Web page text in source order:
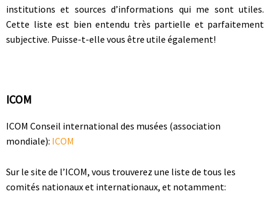
institutions et sources d’informations qui me sont utiles.
Cette liste est bien entendu très partielle et parfaitement
subjective. Puisse-t-elle vous être utile également!
ICOM
ICOM Conseil international des musées (association
mondiale): ICOM
Sur le site de l’ICOM, vous trouverez une liste de tous les
comités nationaux et internationaux, et notamment: